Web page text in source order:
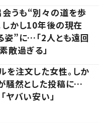
うも“別々の道を歩
しかし10年後の現在
”に…「2人とも遠回
敵過ぎる」
を注文した女性。しか
騒然とした投稿に…
ヤバい安い」